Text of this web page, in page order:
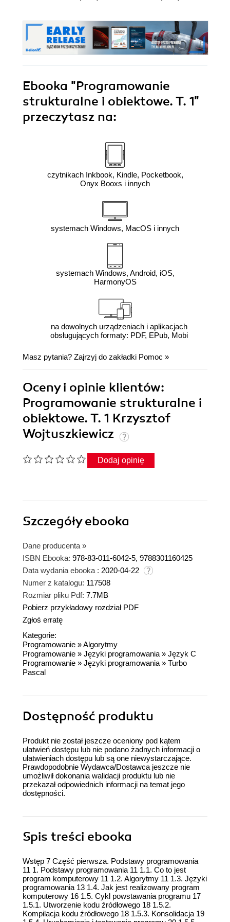
Ebooka "Programowanie
strukturalne i obiektowe. T. 1"
przeczytasz na:
czytnikach Inkbook, Kindle, Pocketbook,
Onyx Booxs i innych
systemach Windows, MacOS i innych
systemach Windows, Android, iOS,
HarmonyOS
na dowolnych urządzeniach i aplikacjach
obsługujących formaty: PDF, EPub, Mobi
Masz pytania? Zajrzyj do zakładki Pomoc »
Oceny i opinie klientów:
Programowanie strukturalne i
obiektowe. T. 1 Krzysztof
Wojtuszkiewicz
Dodaj opinię
Szczegółyebooka
Dane producenta »
ISBN Ebooka: 978-83-011-6042-5, 9788301160425
Data wydania ebooka : 2020-04-22
Numer z katalogu: 117508
Rozmiar pliku Pdf: 7.7MB
Pobierz przykładowy rozdział PDF
Zgłoś erratę
Kategorie:
Programowanie »Algorytmy
Programowanie » Języki programowania » Język C
Programowanie » Języki programowania » Turbo
Pascal
Dostępność produktu
Produkt nie został jeszcze oceniony pod kątem
ułatwień dostępu lub nie podano żadnych informacji o
ułatwieniach dostępu lub są one niewystarczające.
Prawdopodobnie Wydawca/Dostawca jeszcze nie
umożliwił dokonania walidacji produktu lub nie
przekazał odpowiednich informacji na temat jego
dostępności.
Spis treści ebooka
Wstęp 7 Część pierwsza. Podstawy programowania
11 1. Podstawy programowania 11 1.1. Co to jest
program komputerowy 11 1.2. Algorytmy 11 1.3. Języki
programowania 13 1.4. Jak jest realizowany program
komputerowy 16 1.5. Cykl powstawania programu 17
1.5.1. Utworzenie kodu źródłowego 18 1.5.2.
Kompilacja kodu źródłowego 18 1.5.3. Konsolidacja 19